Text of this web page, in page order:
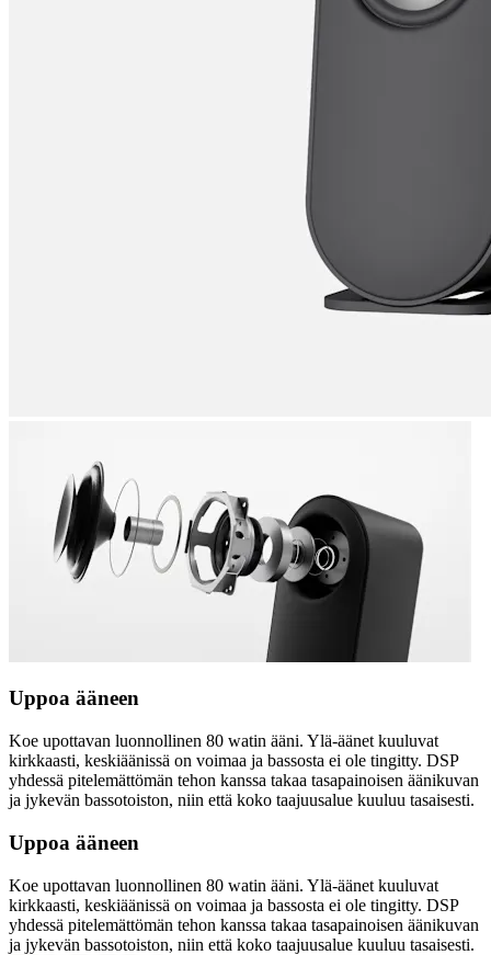
Uppoa ääneen
Koe upottavan luonnollinen 80 watin ääni. Ylä-äänet kuuluvat
kirkkaasti, keskiäänissä on voimaa ja bassosta ei ole tingitty. DSP
yhdessä pitelemättömän tehon kanssa takaa tasapainoisen äänikuvan
ja jykevän bassotoiston, niin että koko taajuusalue kuuluu tasaisesti.
Uppoa ääneen
Koe upottavan luonnollinen 80 watin ääni. Ylä-äänet kuuluvat
kirkkaasti, keskiäänissä on voimaa ja bassosta ei ole tingitty. DSP
yhdessä pitelemättömän tehon kanssa takaa tasapainoisen äänikuvan
ja jykevän bassotoiston, niin että koko taajuusalue kuuluu tasaisesti.